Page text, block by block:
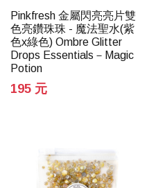
Pinkfresh 金屬閃亮亮片雙
色亮鑽珠珠 - 魔法聖水(紫
色x綠色) Ombre Glitter
Drops Essentials－Magic
Potion
195 元